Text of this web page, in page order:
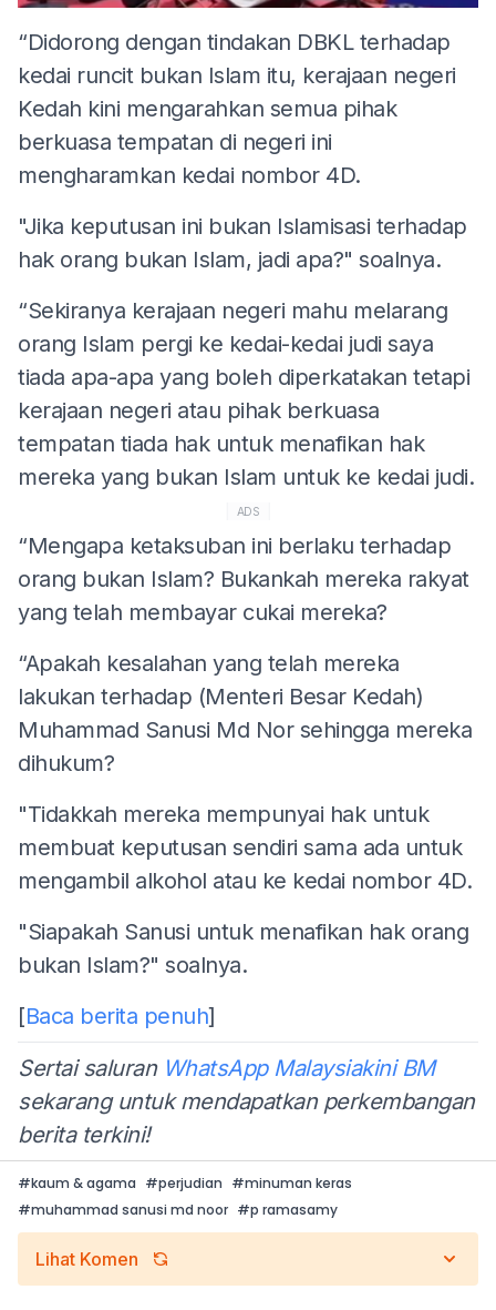
“Didorong dengan tindakan DBKL terhadap
kedai runcit bukan Islam itu, kerajaan negeri
Kedah kini mengarahkan semua pihak
berkuasa tempatan di negeri ini
mengharamkan kedai nombor 4D.
"Jika keputusan ini bukan Islamisasi terhadap
hak orang bukan Islam, jadi apa?" soalnya.
“Sekiranya kerajaan negeri mahu melarang
orang Islam pergi ke kedai-kedai judi saya
tiada apa-apa yang boleh diperkatakan tetapi
kerajaan negeri atau pihak berkuasa
tempatan tiada hak untuk menafikan hak
mereka yang bukan Islam untuk ke kedai judi.
ADS
“Mengapa ketaksuban ini berlaku terhadap
orang bukan Islam? Bukankah mereka rakyat
yang telah membayar cukai mereka?
“Apakah kesalahan yang telah mereka
lakukan terhadap (Menteri Besar Kedah)
Muhammad Sanusi Md Nor sehingga mereka
dihukum?
"Tidakkah mereka mempunyai hak untuk
membuat keputusan sendiri sama ada untuk
mengambil alkohol atau ke kedai nombor 4D.
"Siapakah Sanusi untuk menafikan hak orang
bukan Islam?" soalnya.
[Baca berita penuh]
Sertai saluran WhatsApp Malaysiakini BM
sekarang untuk mendapatkan perkembangan
berita terkini!
#kaum & agama #perjudian #minuman keras
#muhammad sanusi md noor #p ramasamy
Lihat Komen